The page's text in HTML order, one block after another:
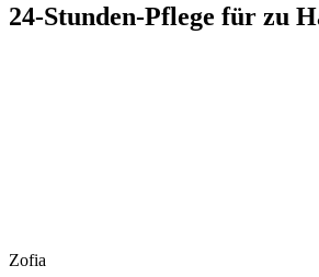
24-Stunden-Pflege für zu
Zofia